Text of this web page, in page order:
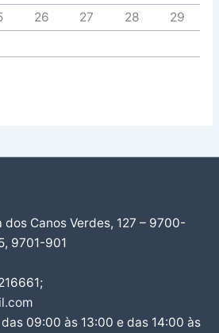
26 27 28
29
dos Canos Verdes, 127 – 9700-
9701-901
09:00 às 13:00 e das 14:00 às